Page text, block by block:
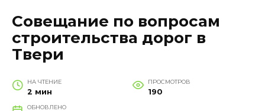
Совещание по вопросам
строительства дорог в
Твери
НА ЧТЕНИЕ
2 мин
ПРОСМОТРОВ
190
ОБНОВЛЕНО